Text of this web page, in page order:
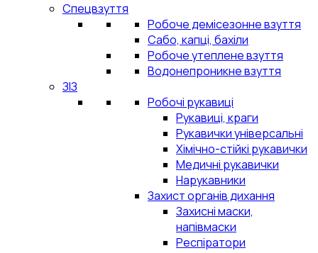
Спецвзуття
Робоче демісезонне взуття
Сабо, капці, бахіли
Робоче утеплене взуття
Водонепроникне взуття
ЗІЗ
Робочі рукавиці
Рукавиці, краги
Рукавички універсальні
Хімічно-стійкі рукавички
Медичні рукавички
Нарукавники
Захист органів дихання
Захисні маски,
напівмаски
Респіратори